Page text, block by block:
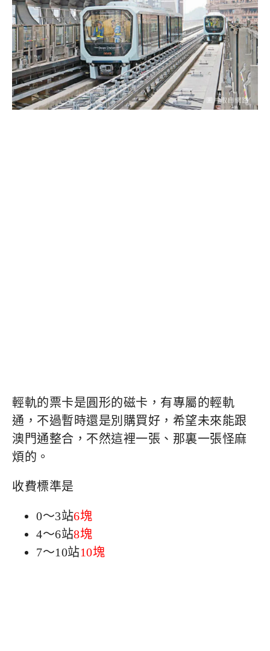
輕軌的票卡是圓形的磁卡，有專屬的輕軌
通，不過暫時還是別購買好，希望未來能跟
澳門通整合，不然這裡一張、那裏一張怪麻
煩的。
收費標準是
0～3站6塊
4～6站8塊
7～10站10塊